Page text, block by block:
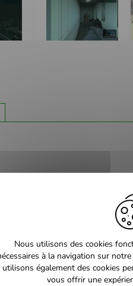
Nous utilisons des cookies
à la navigation sur
utilisons également des cookies
vous offrir une